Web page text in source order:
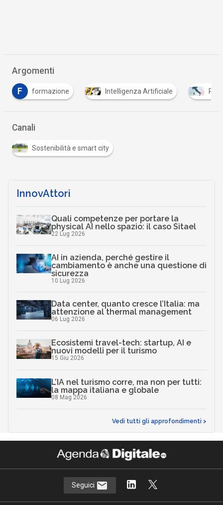
Argomenti
formazione Intelligenza Artificiale PNRR
Canali
Sostenibilità e smart city
InnovAttori
Quali competenze per portare la
physical AI nello spazio: il caso Sitael
22 Lug 2026
AI in azienda, perché gestire il
cambiamento è anche una questione di
sicurezza
10 Lug 2026
Data center, quanto cresce l’Italia: ma
attenzione al thermal management
06 Lug 2026
Ecosistemi travel-tech: startup, AI e
nuovi modelli per il turismo
15 Giu 2026
L’IA nel turismo corre, ma non per tutti:
la mappa italiana e globale
08 Mag 2026
Vedi tutti gli approfondimenti >
Seguici